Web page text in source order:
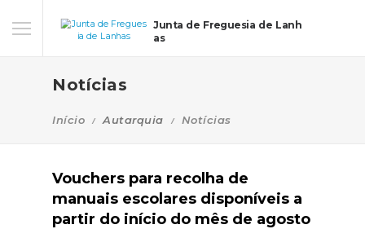
Junta de Freguesia de Lanh
as
Notícias
Início Autarquia Notícias
Vouchers para recolha de
manuais escolares disponíveis a
partir do início do mês de agosto